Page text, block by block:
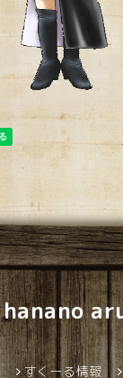
すくーる情報